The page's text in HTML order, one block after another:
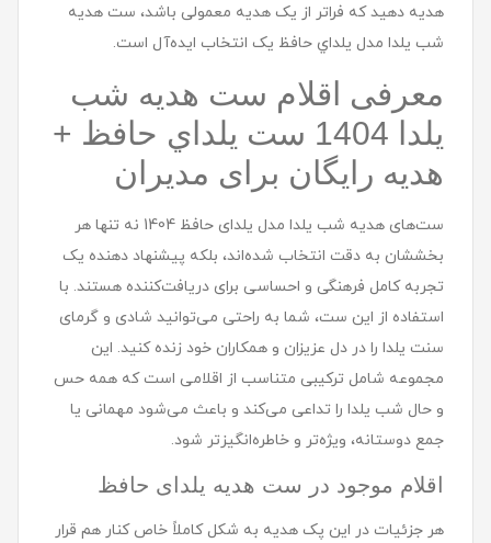
هدیه دهید که فراتر از یک هدیه معمولی باشد، ست هديه
شب یلدا مدل يلداي حافظ یک انتخاب ایده‌آل است.
معرفی اقلام ست هديه شب
یلدا 1404 ست يلداي حافظ +
هدیه رایگان برای مدیران
ست‌های هدیه شب یلدا مدل یلدای حافظ 1404 نه تنها هر
بخششان به دقت انتخاب شده‌اند، بلکه پیشنهاد دهنده یک
تجربه کامل فرهنگی و احساسی برای دریافت‌کننده هستند. با
استفاده از این ست، شما به راحتی می‌توانید شادی و گرمای
سنت یلدا را در دل عزیزان و همکاران خود زنده کنید. این
مجموعه شامل ترکیبی متناسب از اقلامی است که همه حس
و حال شب یلدا را تداعی می‌کند و باعث می‌شود مهمانی یا
جمع دوستانه، ویژه‌تر و خاطره‌انگیزتر شود.
اقلام موجود در ست هدیه یلدای حافظ
هر جزئیات در این پک هدیه به شکل کاملاً خاص کنار هم قرار